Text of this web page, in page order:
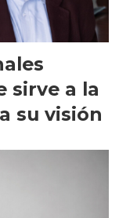
sirve a la
su visión